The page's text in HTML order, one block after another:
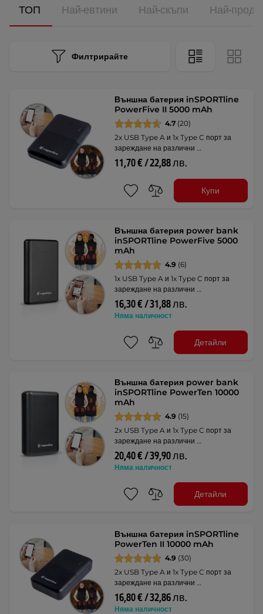
ТОП Най-евтини Най-скъпи Най-
Филтрирайте
Външна батерия inSPORTline
PowerFive II 5000 mAh
4.7 (20)
2x USB Type A и 1x Type C порт за
зареждане на различни …
11,70 € / 22,88 лв.
Купи
Външна батерия power bank
inSPORTline PowerFive 5000
mAh
4.9 (6)
1x USB Type A и 1x Type C порт за
зареждане на различни …
16,30 € / 31,88 лв.
Няма наличност
Детайли
Външна батерия power bank
inSPORTline PowerTen 10000
mAh
4.9 (15)
2x USB Type A и 1x Type C порт за
зареждане на различни …
20,40 € / 39,90 лв.
Няма наличност
Детайли
Външна батерия inSPORTline
PowerTen II 10000 mAh
4.9 (30)
2x USB Type A и 1x Type C порт за
зареждане на различни …
16,80 € / 32,86 лв.
Няма наличност